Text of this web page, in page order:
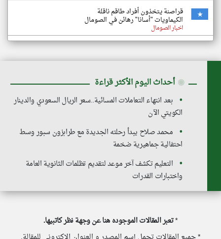
قراصنة يتخذون أفراد طاقم ناقلة
الكيماويات "أسانا" رهائن في الصومال
اخبار الصومال
◉ أحداث اليوم الأكثر قراءة
بعد انتهاء التعاملات المسائية..سعر الريال السعودي والدينار
الكويتي الآن
محمد صلاح يبدأ رحلته الجديدة مع طرابزون سبور وسط
احتفالية جماهيرية ضخمة
التعليم تكشف آخر موعد لتقديم تظلمات الثانوية العامة
واختبارات القدرات
*تعبر المقالات الموجوده هنا عن وجهة نظر كاتبيها.